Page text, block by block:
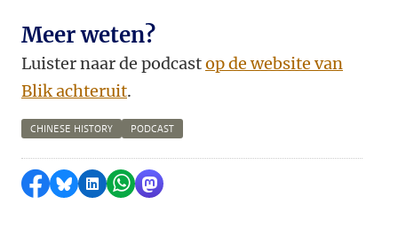
Meer weten?
Luister naar de podcastop de website van
Blik achteruit.
CHINESE HISTORY PODCAST
Delen op Facebook
Delen via Bluesky
Delen op LinkedIn
Delen via WhatsApp
Delen via Mastodon